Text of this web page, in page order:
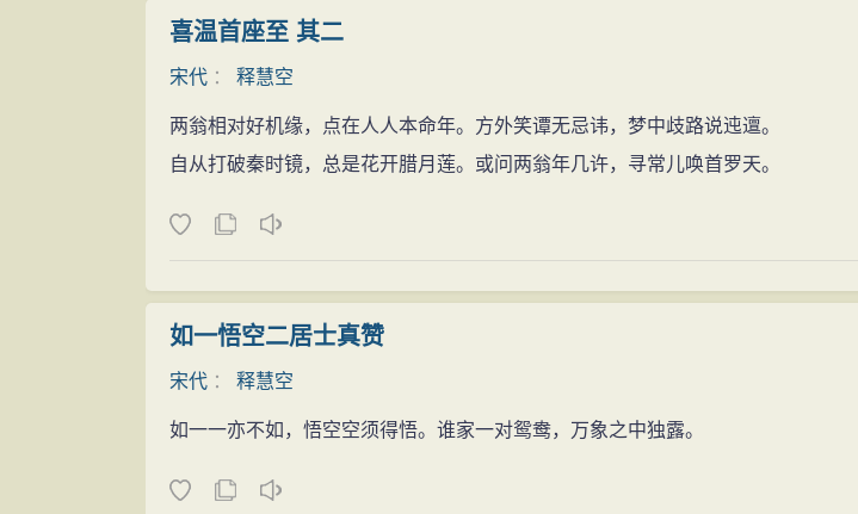
喜温首座至 其二
宋代 ： 释慧空
两翁相对好机缘，点在人人本命年。方外笑谭无忌讳，梦中歧路说迍邅。
自从打破秦时镜，总是花开腊月莲。或问两翁年几许，寻常儿唤首罗天。
如一悟空二居士真赞
宋代 ： 释慧空
如一一亦不如，悟空空须得悟。谁家一对鸳鸯，万象之中独露。